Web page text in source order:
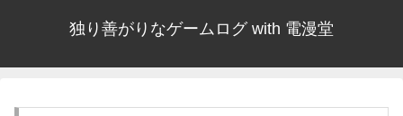
独り善がりなゲームログ with 電漫堂